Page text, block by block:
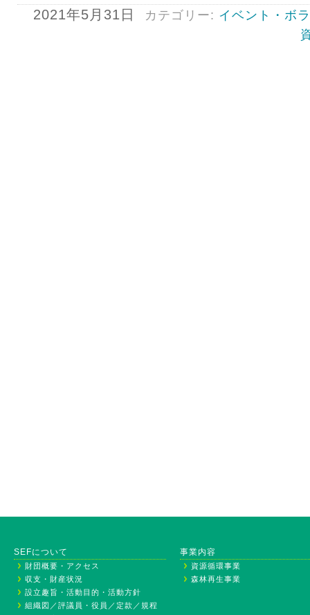
2021年5月31日 カテゴリー: イベント・ボ
SEFについて
財団概要・アクセス
収支・財産状況
設立趣旨・活動目的・活動方針
組織図／評議員・役員／定款／規程
事業内容
資源循環事業
森林再生事業